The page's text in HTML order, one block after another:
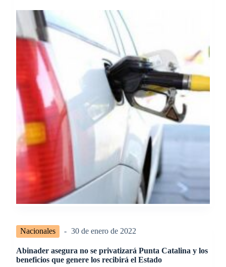
Nacionales 30 de enero de 2022
Abinader asegura no se privatizará Punta Catalina y los
beneficios que genere los recibirá el Estado